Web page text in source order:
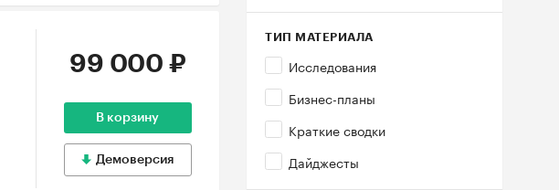
ТИП МАТЕРИАЛА
Исследования
Бизнес-планы
Краткие сводки
Дайджесты
99 000 ₽
В корзину
Демоверсия